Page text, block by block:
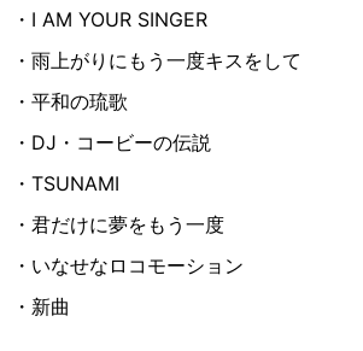
・I AM YOUR SINGER
・雨上がりにもう一度キスをして
・平和の琉歌
・DJ・コービーの伝説
・TSUNAMI
・君だけに夢をもう一度
・いなせなロコモーション
・新曲